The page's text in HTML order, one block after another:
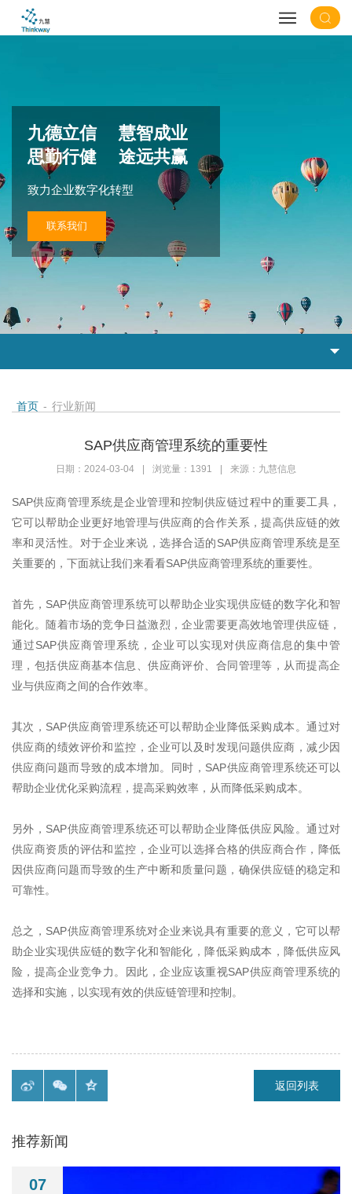
九德立信 慧智成业
思勤行健 途远共赢
致力企业数字化转型
联系我们
首页 - 行业新闻
SAP供应商管理系统的重要性
日期：2024-03-04 浏览量：1391 来源：九慧信息
SAP供应商管理系统是企业管理和控制供应链过程中的重要工具，
它可以帮助企业更好地管理与供应商的合作关系，提高供应链的效
率和灵活性。对于企业来说，选择合适的SAP供应商管理系统是至
关重要的，下面就让我们来看看SAP供应商管理系统的重要性。
首先， SAP供应商管理系统可以帮助企业实现供应链的数字化和智
能化。随着市场的竞争日益激烈，企业需要更高效地管理供应链，
通过SAP供应商管理系统，企业可以实现对供应商信息的集中管
理，包括供应商基本信息、供应商评价、合同管理等，从而提高企
业与供应商之间的合作效率。
其次， SAP供应商管理系统还可以帮助企业降低采购成本。通过对
供应商的绩效评价和监控，企业可以及时发现问题供应商，减少因
供应商问题而导致的成本增加。同时， SAP供应商管理系统还可以
帮助企业优化采购流程，提高采购效率，从而降低采购成本。
另外， SAP供应商管理系统还可以帮助企业降低供应风险。通过对
供应商资质的评估和监控，企业可以选择合格的供应商合作，降低
因供应商问题而导致的生产中断和质量问题，确保供应链的稳定和
可靠性。
总之， SAP供应商管理系统对企业来说具有重要的意义，它可以帮
助企业实现供应链的数字化和智能化，降低采购成本，降低供应风
险，提高企业竞争力。因此，企业应该重视SAP供应商管理系统的
选择和实施，以实现有效的供应链管理和控制。
返回列表
推荐新闻
07